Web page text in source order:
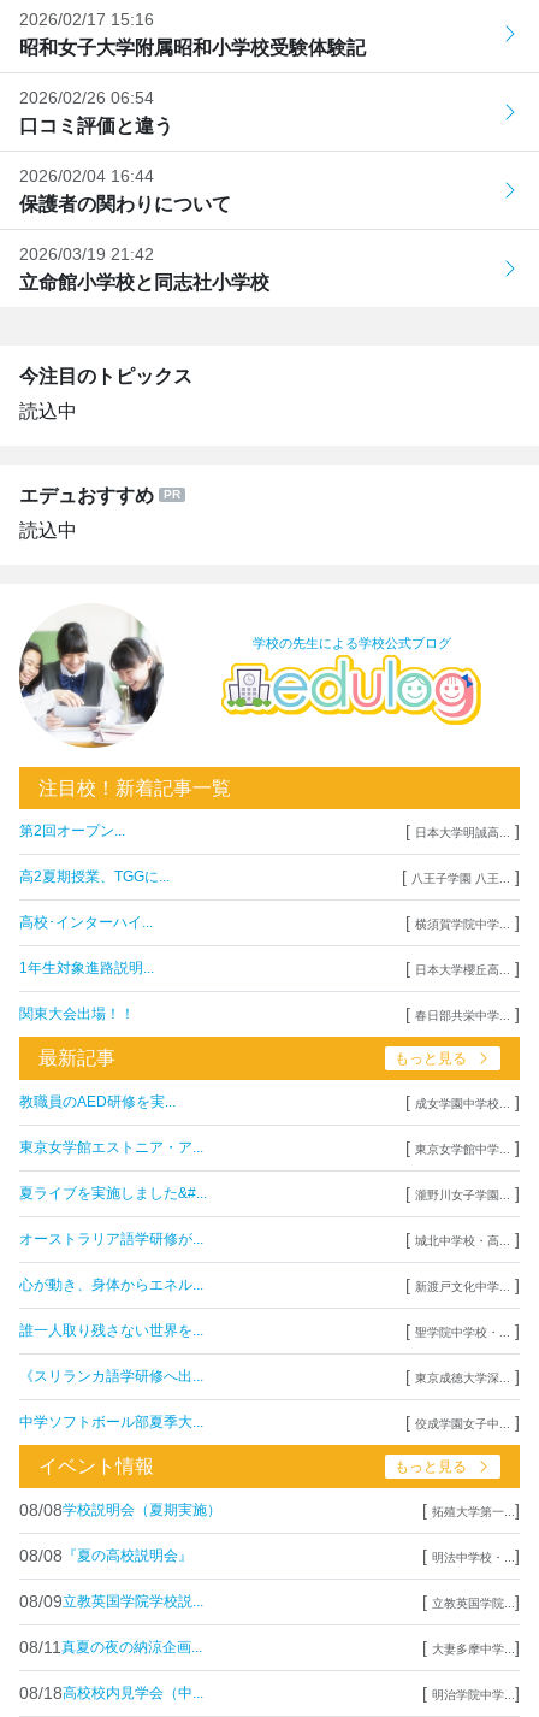
2026/02/17 15:16
昭和女子大学附属昭和小学校受験体験記
2026/02/26 06:54
口コミ評価と違う
2026/02/04 16:44
保護者の関わりについて
2026/03/19 21:42
立命館小学校と同志社小学校
今注目のトピックス
読込中
エデュおすすめ
読込中
学校の先生による学校公式ブログ
注目校！新着記事一覧
第2回オープン... [ 日本大学明誠高... ]
高2夏期授業、TGGに... [ 八王子学園 八王... ]
高校･インターハイ... [ 横須賀学院中学... ]
1年生対象進路説明... [ 日本大学櫻丘高... ]
関東大会出場！！ [ 春日部共栄中学... ]
最新記事 もっと見る
教職員のAED研修を実... [ 成女学園中学校... ]
東京女学館エストニア・ア... [ 東京女学館中学... ]
夏ライブを実施しました&#... [ 瀧野川女子学園... ]
オーストラリア語学研修が... [ 城北中学校・高... ]
心が動き、身体からエネル... [ 新渡戸文化中学... ]
誰一人取り残さない世界を... [ 聖学院中学校・... ]
《スリランカ語学研修へ出... [ 東京成徳大学深... ]
中学ソフトボール部夏季大... [ 佼成学園女子中... ]
イベント情報 もっと見る
08/08学校説明会（夏期実施） [ 拓殖大学第一... ]
08/08 『夏の高校説明会』 [ 明法中学校・... ]
08/09立教英国学院学校説... [ 立教英国学院... ]
08/11 真夏の夜の納涼企画... [ 大妻多摩中学... ]
08/18高校校内見学会（中... [ 明治学院中学... ]